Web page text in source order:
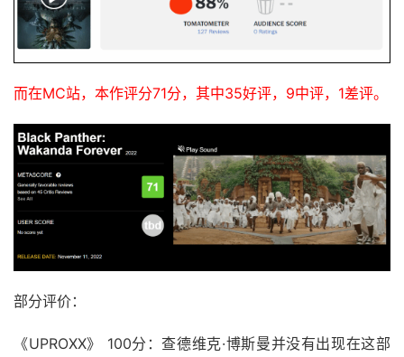
而在MC站，本作评分71分，其中35好评，9中评，1差评。
部分评价：
《UPROXX》 100分：查德维克·博斯曼并没有出现在这部